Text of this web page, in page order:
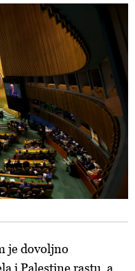
je dovoljno